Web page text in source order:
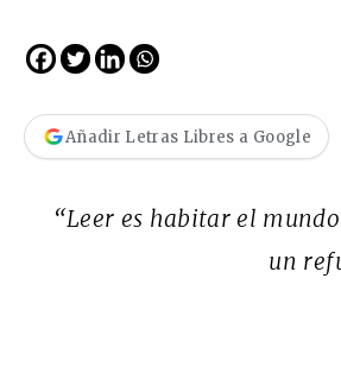
Añadir Letras Libres a Google
“Leer es habitar el
un